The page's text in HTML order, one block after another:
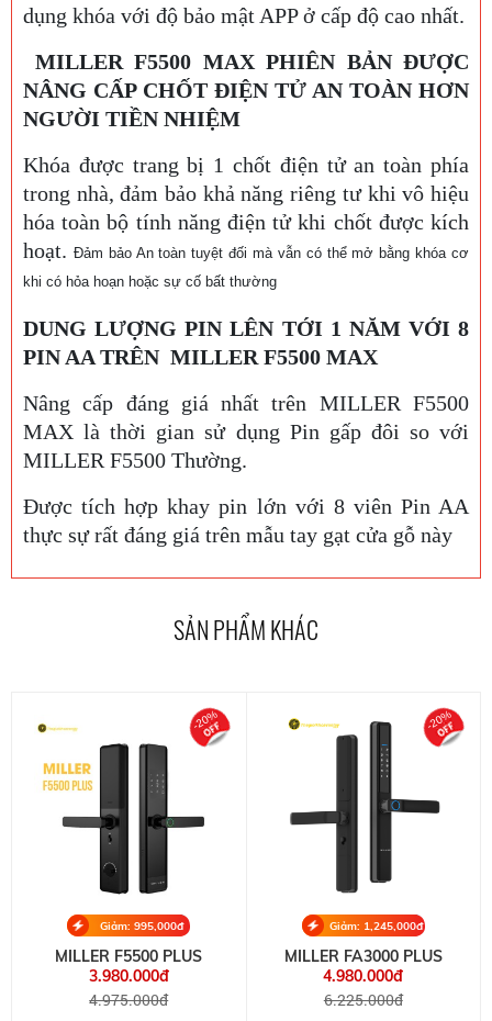
dụng khóa với độ bảo mật APP ở cấp độ cao nhất.
MILLER F5500 MAX PHIÊN BẢN ĐƯỢC
NÂNG CẤP CHỐT ĐIỆN TỬ AN TOÀN HƠN
NGƯỜI TIỀN NHIỆM
Khóa được trang bị 1 chốt điện tử an toàn phía
trong nhà, đảm bảo khả năng riêng tư khi vô hiệu
hóa toàn bộ tính năng điện tử khi chốt được kích
hoạt. Đảm bảo An toàn tuyệt đối mà vẫn có thể mở bằng khóa cơ
khi có hỏa hoạn hoặc sự cố bất thường
DUNG LƯỢNG PIN LÊN TỚI 1 NĂM VỚI 8
PIN AA TRÊN MILLER F5500 MAX
Nâng cấp đáng giá nhất trên MILLER F5500
MAX là thời gian sử dụng Pin gấp đôi so với
MILLER F5500 Thường.
Được tích hợp khay pin lớn với 8 viên Pin AA
thực sự rất đáng giá trên mẫu tay gạt cửa gỗ này
SẢN PHẨM KHÁC
Giảm: 995,000đ
MILLER F5500 PLUS
3.980.000đ
4.975.000đ
-20%
Giảm: 1,245,000đ
MILLER FA3000 PLUS
4.980.000đ
6.225.000đ
-20%